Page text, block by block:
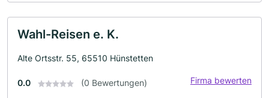
Wahl-Reisen e. K.
Alte Ortsstr. 55, 65510 Hünstetten
0.0 (0 Bewertungen) Firma bewerten